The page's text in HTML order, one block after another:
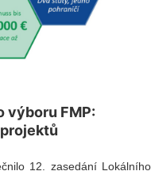
výboru FMP:
12. zasedání Lokálního